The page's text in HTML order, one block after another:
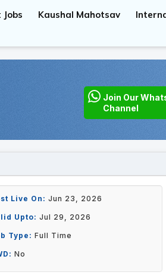
Jobs Kaushal Mahotsav
Join Our
Channel
Live On: Jun 23, 2026
Upto: Jul 29, 2026
Type: Full Time
No